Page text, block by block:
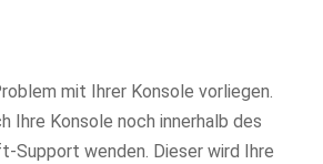
mit Ihrer Konsole vorliegen.
Ihre Konsole noch innerhalb des
Support wenden. Dieser wird Ihre